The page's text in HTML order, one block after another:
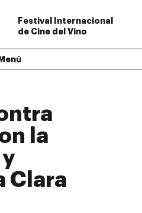
Festival Internacional
de Cine del Vino
Menú
la
Clara